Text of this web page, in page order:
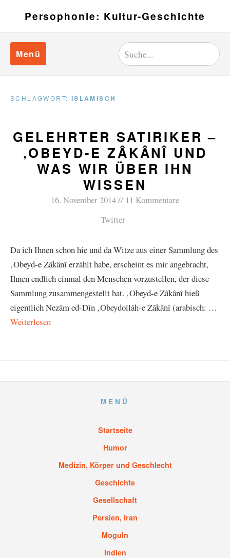
Persophonie: Kultur-Geschichte
Menü
SCHLAGWORT: ISLAMISCH
GELEHRTER SATIRIKER –
‚OBEYD-E ZÂKÂNÎ UND
WAS WIR ÜBER IHN
WISSEN
16. November 2014
11 Kommentare
Twitter
Da ich Ihnen schon hie und da Witze aus einer Sammlung des
‚Obeyd-e Zâkânî erzählt habe, erscheint es mir angebracht,
Ihnen endlich einmal den Menschen vorzustellen, der diese
Sammlung zusammengestellt hat. ‚Obeyd-e Zâkânî hieß
eigentlich Nezâm ed-Dîn ‚Obeydollâh-e Zâkânî (arabisch: …
Weiterlesen
MENÜ
Startseite
Humor
Medizin, Körper und Geschlecht
Geschichte
Gesellschaft
Persien, Iran
Moguln
Indien